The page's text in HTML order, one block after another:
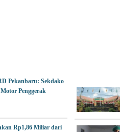
Pekanbaru: Sekdako
Penggerak
Rp1,86 Miliar dari